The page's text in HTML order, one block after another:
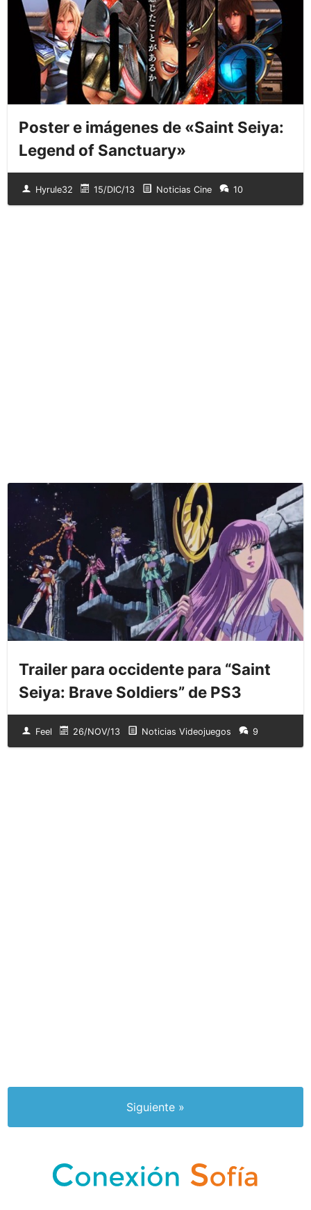
Poster e imágenes de «Saint Seiya:
Legend of Sanctuary»
Hyrule32 15/DIC/13 Noticias Cine 10
Trailer para occidente para “Saint
Seiya: Brave Soldiers” de PS3
Feel 26/NOV/13 Noticias Videojuegos 9
Siguiente »